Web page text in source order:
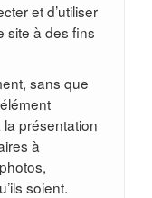
et d’utiliser
site à des fins
sans que
présentation
à
soient.